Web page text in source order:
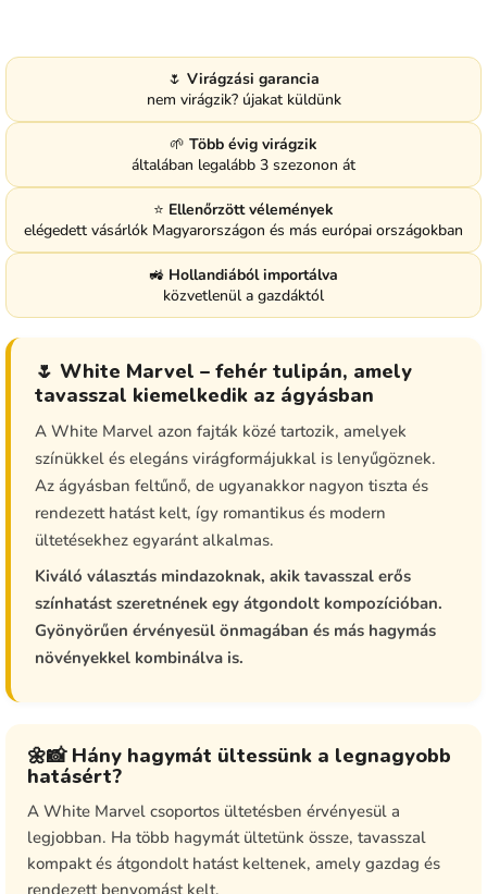
🌷 Virágzási garancia
nem virágzik? újakat küldünk
🌱 Több évig virágzik
általában legalább 3 szezonon át
⭐ Ellenőrzött vélemények
elégedett vásárlók Magyarországon és más európai országokban
🚜 Hollandiából importálva
közvetlenül a gazdáktól
🌷 White Marvel – fehér tulipán, amely
tavasszal kiemelkedik az ágyásban
A White Marvel azon fajták közé tartozik, amelyek
színükkel és elegáns virágformájukkal is lenyűgöznek.
Az ágyásban feltűnő, de ugyanakkor nagyon tiszta és
rendezett hatást kelt, így romantikus és modern
ültetésekhez egyaránt alkalmas.
Kiváló választás mindazoknak, akik tavasszal erős
színhatást szeretnének egy átgondolt kompozícióban.
Gyönyörűen érvényesül önmagában és más hagymás
növényekkel kombinálva is.
🌼📸 Hány hagymát ültessünk a legnagyobb
hatásért?
A White Marvel csoportos ültetésben érvényesül a
legjobban. Ha több hagymát ültetünk össze, tavasszal
kompakt és átgondolt hatást keltenek, amely gazdag és
rendezett benyomást kelt.